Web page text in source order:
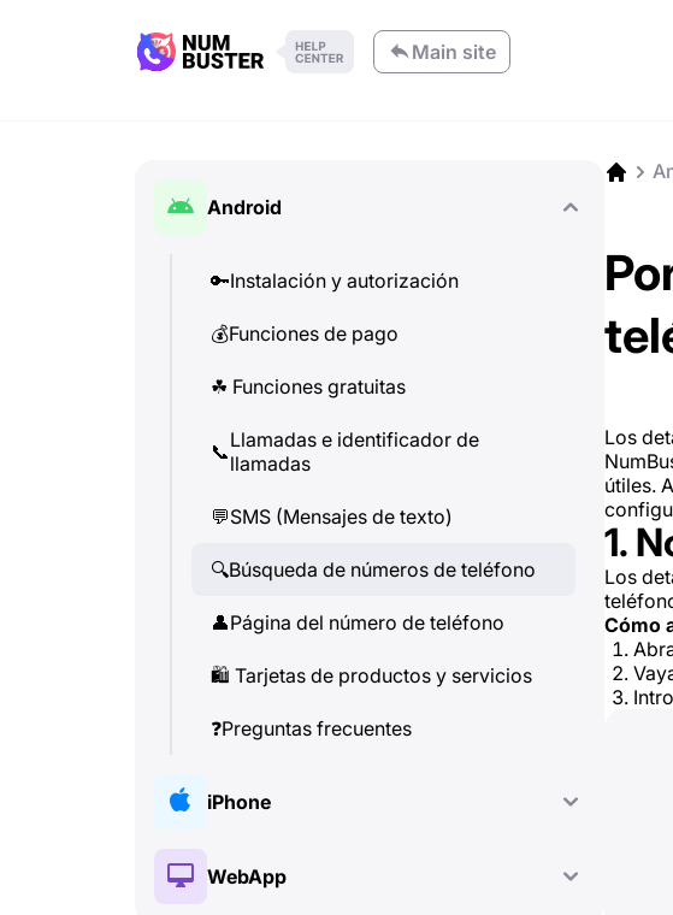
Main site
Android
🔑Instalación y autorización
💰Funciones de pago
☘ ️ Funciones gratuitas
📞Llamadas e identificador de
llamadas
💬SMS (Mensajes de texto)
🔍Búsqueda de números de teléfono
👤Página del número de teléfono
🛍 ️ Tarjetas de productos y servicios
❓Preguntas frecuentes
iPhone
🔑 Instalación y autorización
WebApp
Los
útiles.
1.
Los
Cómo